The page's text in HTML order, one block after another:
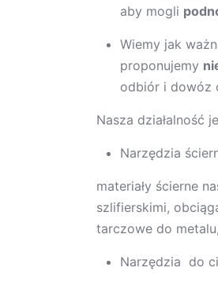
aby mogli
Wiemy jak
proponujemy
odbiór i dowóz
Nasza działalność
Narzędzia
materiały ścierne
szlifierskimi,
tarczowe do
Narzędzia do